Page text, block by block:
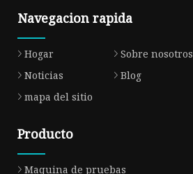
Navegacion rapida
Hogar Sobre nosotros
Noticias
Blog
mapa del sitio
Producto
Maquina de pruebas